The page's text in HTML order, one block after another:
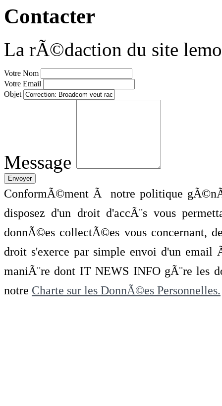
Contacter
La rÃ©daction du site
Votre Nom
Votre Email
Objet
Message
ConformÃ©ment Ã notre politique
disposez d'un droit d'accÃ¨s vous
donnÃ©es collectÃ©es vous concernant,
droit s'exerce par simple envoi d'un
maniÃ¨re dont IT NEWS INFO gÃ¨re les
notre Charte sur les DonnÃ©es Personnelles.